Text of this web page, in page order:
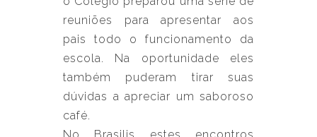
reuniões para apresentar aos
pais todo o funcionamento da
escola. Na oportunidade eles
também puderam tirar suas
dúvidas a apreciar um saboroso
café.